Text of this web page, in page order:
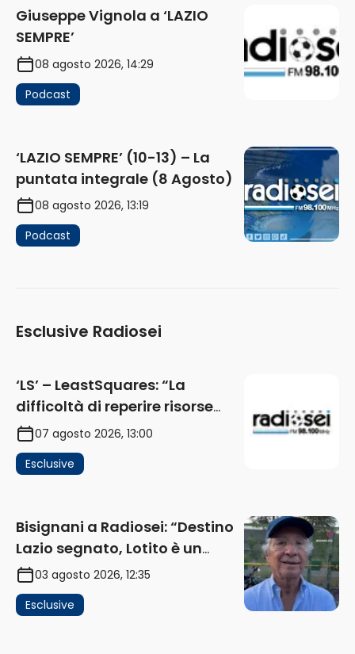
Giuseppe Vignola a ‘LAZIO
SEMPRE’
08 agosto 2026, 14:29
Podcast
‘LAZIO SEMPRE’ (10-13) – La
puntata integrale (8 Agosto)
08 agosto 2026, 13:19
Podcast
Esclusive Radiosei
‘LS’ – LeastSquares: “La
difficoltà di reperire risorse
impatta sul mercato. Senza
investimenti non arrivano i
ricavi” (AUDIO)
07 agosto 2026, 13:00
Esclusive
Bisignani a Radiosei: “Destino
Lazio segnato, Lotito è un
problema, la chiave sono
Flaminio e politica. La protesta
e gli interessi dei fondi”
03 agosto 2026, 12:35
Esclusive